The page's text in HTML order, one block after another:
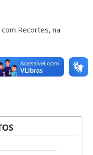
Recortes, na
animação